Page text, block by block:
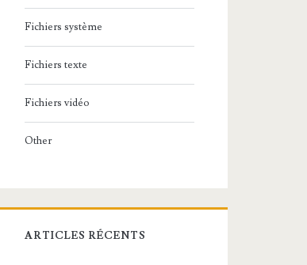
Fichiers système
Fichiers texte
Fichiers vidéo
Other
ARTICLES RÉCENTS